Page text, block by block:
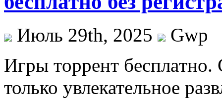
Июль 29th, 2025
Gwp
Игры тoррeнт
только увлекательное